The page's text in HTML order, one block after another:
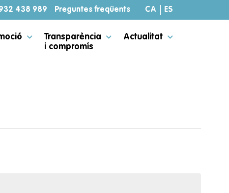
438 989 Preguntes freqüents CA ES
Transparència
i compromís
Actualitat